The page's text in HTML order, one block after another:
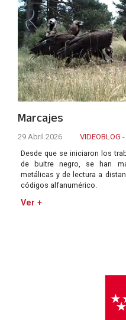
Marcajes
29 Abril 2026
VIDEOBLOG -
Desde que se iniciaron los
de buitre negro, se han
metálicas y de lectura a
códigos alfanumérico.
Ver +